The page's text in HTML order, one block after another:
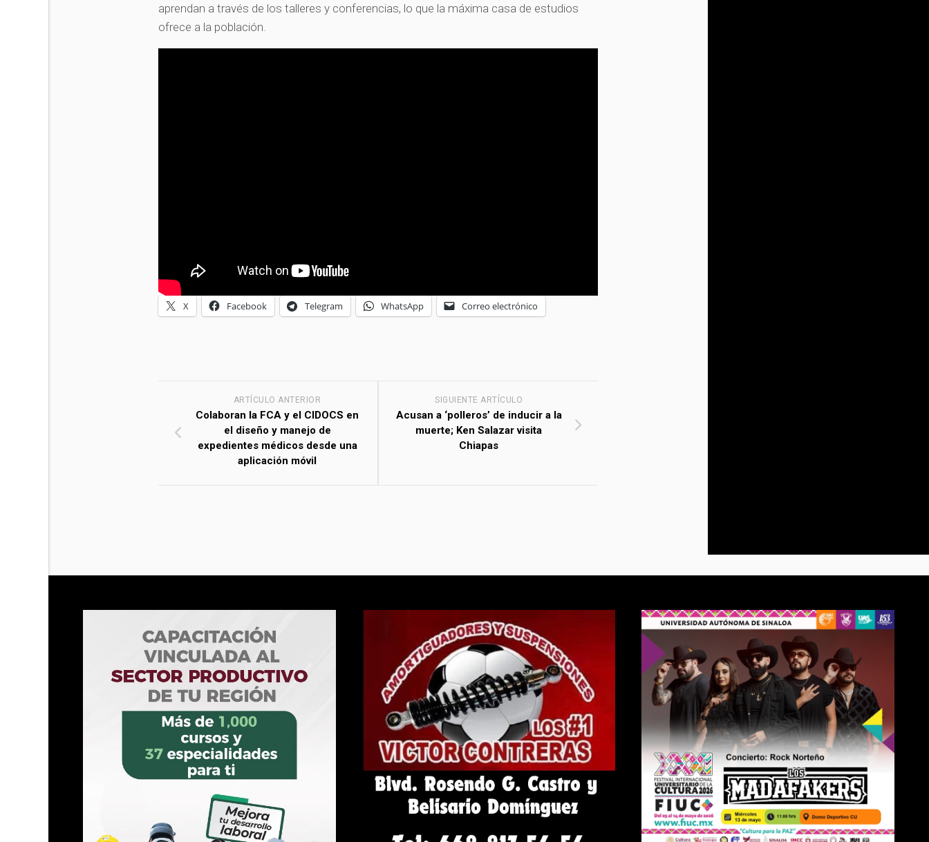
aprendan a través de los talleres y conferencias, lo que la máxima casa de estudios
ofrece a la población.
X Facebook Telegram WhatsApp Correo electrónico
SIGUIENTE ARTÍCULO
Acusan a ‘polleros’ de inducir a la
muerte; Ken Salazar visita
Chiapas
ARTÍCULO ANTERIOR
Colaboran la FCA y el CIDOCS en
el diseño y manejo de
expedientes médicos desde una
aplicación móvil